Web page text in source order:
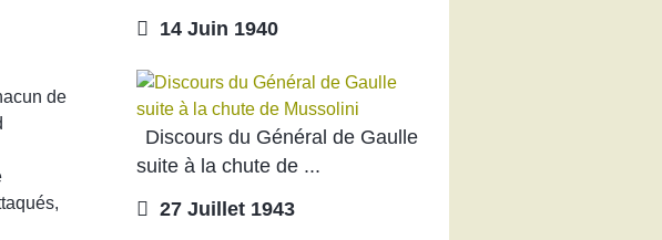
de
14 Juin 1940
Discours du Général de Gaulle
suite à la chute de ...
27 Juillet 1943